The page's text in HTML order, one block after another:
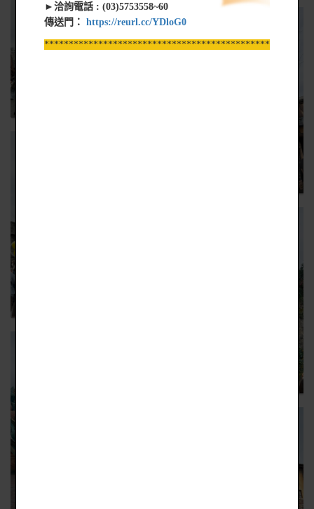
►洽詢電話 : (03)5753558~60
傳送門： https://reurl.cc/YDloG0
*****************************************************